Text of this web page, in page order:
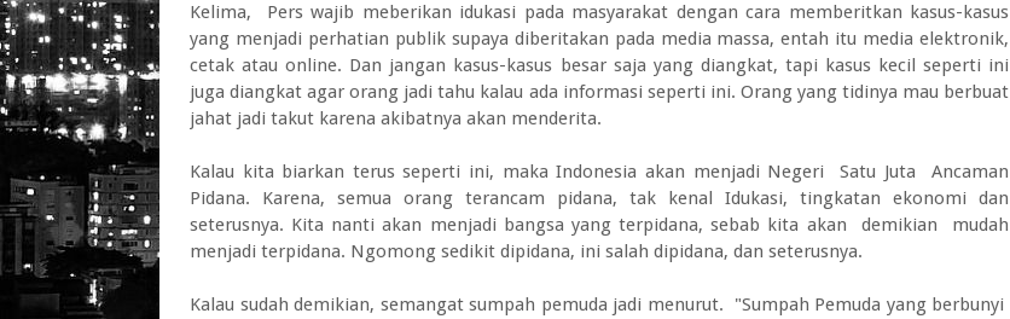
Kelima, Pers wajib meberikan idukasi pada masyarakat dengan cara memberitkan kasus-kasus
yang menjadi perhatian publik supaya diberitakan pada media massa, entah itu media elektronik,
cetak atau online. Dan jangan kasus-kasus besar saja yang diangkat, tapi kasus kecil seperti ini
juga diangkat agar orang jadi tahu kalau ada informasi seperti ini. Orang yang tidinya mau berbuat
jahat jadi takut karena akibatnya akan menderita.
Kalau kita biarkan terus seperti ini, maka Indonesia akan menjadi Negeri Satu Juta Ancaman
Pidana. Karena, semua orang terancam pidana, tak kenal Idukasi, tingkatan ekonomi dan
seterusnya. Kita nanti akan menjadi bangsa yang terpidana, sebab kita akan demikian mudah
menjadi terpidana. Ngomong sedikit dipidana, ini salah dipidana, dan seterusnya.
Kalau sudah demikian, semangat sumpah pemuda jadi menurut. "Sumpah Pemuda yang berbunyi